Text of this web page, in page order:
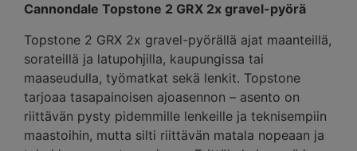
Cannondale Topstone 2 GRX 2x gravel-pyörä
Topstone 2 GRX 2x gravel-pyörällä ajat maanteillä,
sorateillä ja latupohjilla, kaupungissa tai
maaseudulla, työmatkat sekä lenkit. Topstone
tarjoaa tasapainoisen ajoasennon – asento on
riittävän pysty pidemmille lenkeille ja teknisempiin
maastoihin, mutta silti riittävän matala nopeaan ja